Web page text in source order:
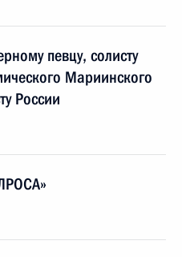
певцу, солисту
Мариинского
России